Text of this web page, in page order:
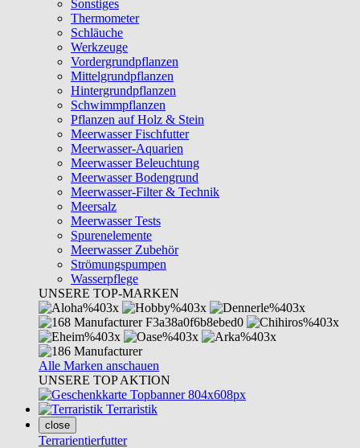
Sonstiges
Thermometer
Schläuche
Werkzeuge
Vordergrundpflanzen
Mittelgrundpflanzen
Hintergrundpflanzen
Schwimmpflanzen
Pflanzen auf Holz & Stein
Meerwasser Fischfutter
Meerwasser-Aquarien
Meerwasser Beleuchtung
Meerwasser Bodengrund
Meerwasser-Filter & Technik
Meersalz
Meerwasser Tests
Spurenelemente
Meerwasser Zubehör
Strömungspumpen
Wasserpflege
UNSERE TOP-MARKEN
Alle Marken anschauen
UNSERE TOP AKTION
Terraristik
close
Terrarientierfutter